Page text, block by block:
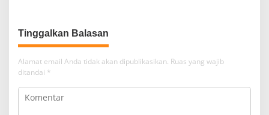
Tinggalkan Balasan
Alamat email Anda tidak akan dipublikasikan. Ruas yang wajib
ditandai *